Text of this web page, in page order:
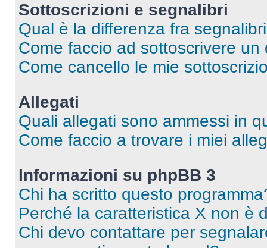
Sottoscrizioni e segnalibri
Qual è la differenza fra
Come faccio ad sottoscrivere
Come cancello le mie
Allegati
Quali allegati sono ammessi in
Come faccio a trovare i miei
Informazioni su phpBB 3
Chi ha scritto questo
Perché la caratteristica X non è
Chi devo contattare per